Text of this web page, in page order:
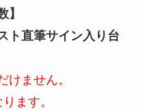
】
ト直筆サイン入り 台
ません。
ます。